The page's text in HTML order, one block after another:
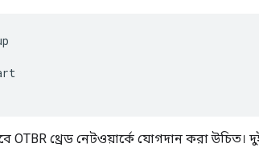
OTBR থ্রেড নেটওয়ার্কে যোগদান করা উচিত।